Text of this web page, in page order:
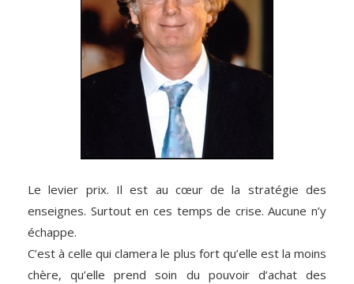
Le levier prix. Il est au cœur de la stratégie des
enseignes. Surtout en ces temps de crise. Aucune n’y
échappe.
C’est à celle qui clamera le plus fort qu’elle est la moins
chère, qu’elle prend soin du pouvoir d’achat des